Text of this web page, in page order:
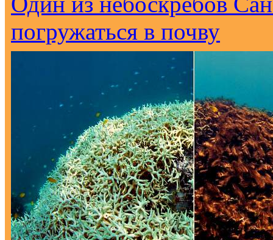
погружаться в почву